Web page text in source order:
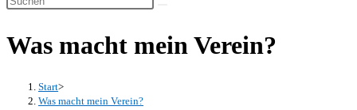
Was macht mein Verein?
Start>
Was macht mein Verein?